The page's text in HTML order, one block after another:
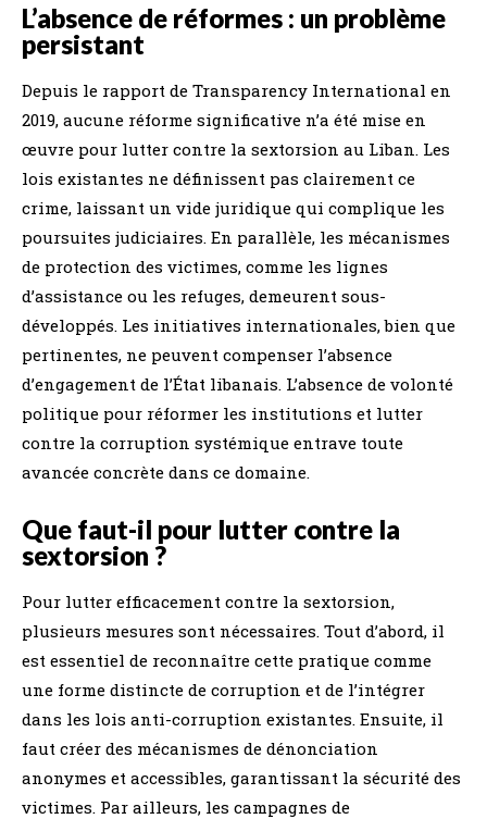
L’absence de réformes : un problème
persistant
Depuis le rapport de Transparency International en
2019, aucune réforme significative n’a été mise en
œuvre pour lutter contre la sextorsion au Liban. Les
lois existantes ne définissent pas clairement ce
crime, laissant un vide juridique qui complique les
poursuites judiciaires. En parallèle, les mécanismes
de protection des victimes, comme les lignes
d’assistance ou les refuges, demeurent sous-
développés. Les initiatives internationales, bien que
pertinentes, ne peuvent compenser l’absence
d’engagement de l’État libanais. L’absence de volonté
politique pour réformer les institutions et lutter
contre la corruption systémique entrave toute
avancée concrète dans ce domaine.
Que faut-il pour lutter contre la
sextorsion ?
Pour lutter efficacement contre la sextorsion,
plusieurs mesures sont nécessaires. Tout d’abord, il
est essentiel de reconnaître cette pratique comme
une forme distincte de corruption et de l’intégrer
dans les lois anti-corruption existantes. Ensuite, il
faut créer des mécanismes de dénonciation
anonymes et accessibles, garantissant la sécurité des
victimes. Par ailleurs, les campagnes de